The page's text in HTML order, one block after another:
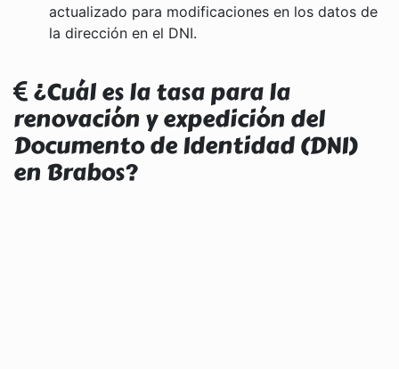
actualizado para modificaciones en los datos de
la dirección en el DNI.
¿Cuál es la tasa para la
renovación y expedición del
Documento de Identidad (DNI)
en Brabos?